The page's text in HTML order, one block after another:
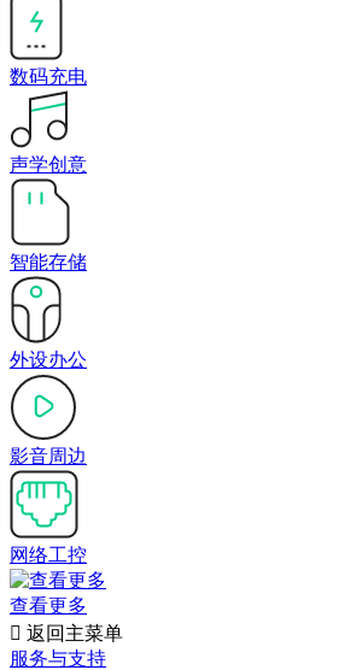
数码充电
声学创意
智能存储
外设办公
影音周边
网络工控
查看更多
 返回主菜单
服务与支持